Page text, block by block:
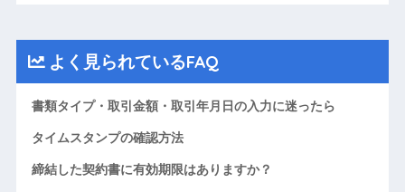
よく見られているFAQ
書類タイプ・取引金額・取引年月日の入力に迷ったら
タイムスタンプの確認方法
締結した契約書に有効期限はありますか？